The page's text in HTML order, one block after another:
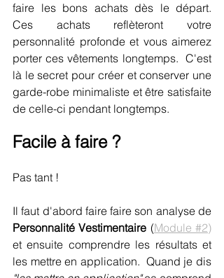
faire les bons achats dès le départ.
Ces achats reflèteront votre
personnalité profonde et vous aimerez
porter ces vêtements longtemps.  C'est
là le secret pour créer et conserver une
garde-robe minimaliste et être satisfaite
de celle-ci pendant longtemps.
Facile à faire ?
Pas tant !
Personnalité Vestimentaire (Module #2)
et ensuite comprendre les résultats et